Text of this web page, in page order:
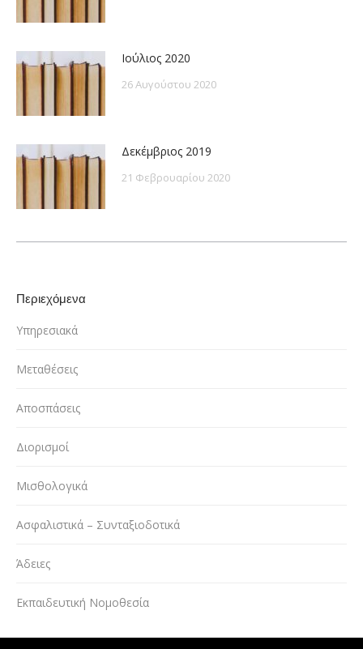
Ιούλιος 2020
26 Αυγούστου 2020
Δεκέμβριος 2019
21 Φεβρουαρίου 2020
Περιεχόμενα
Υπηρεσιακά
Μεταθέσεις
Αποσπάσεις
Διορισμοί
Μισθολογικά
Ασφαλιστικά – Συνταξιοδοτικά
Άδειες
Εκπαιδευτική Νομοθεσία